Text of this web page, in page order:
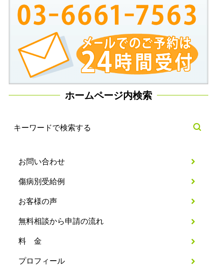
ホームページ内検索
お問い合わせ
傷病別受給例
お客様の声
無料相談から申請の流れ
料 金
プロフィール